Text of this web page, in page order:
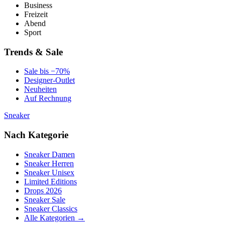
Business
Freizeit
Abend
Sport
Trends & Sale
Sale bis −70%
Designer-Outlet
Neuheiten
Auf Rechnung
Sneaker
Nach Kategorie
Sneaker Damen
Sneaker Herren
Sneaker Unisex
Limited Editions
Drops 2026
Sneaker Sale
Sneaker Classics
Alle Kategorien →